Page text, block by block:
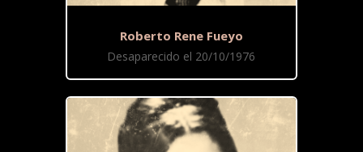
Roberto Rene Fueyo
Desaparecido el 20/10/1976